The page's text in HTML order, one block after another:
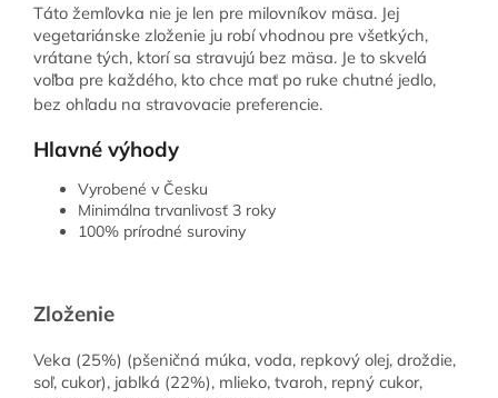
Táto žemľovka nie je len pre milovníkov mäsa. Jej
vegetariánske zloženie ju robí vhodnou pre všetkých,
vrátane tých, ktorí sa stravujú bez mäsa. Je to skvelá
voľba pre každého, kto chce mať po ruke chutné jedlo,
bez ohľadu na stravovacie preferencie.
Hlavné výhody
Vyrobené v Česku
Minimálna trvanlivosť 3 roky
100% prírodné suroviny
Zloženie
Veka (25%) (pšeničná múka, voda, repkový olej, droždie,
soľ, cukor), jablká (22%), mlieko, tvaroh, repný cukor,